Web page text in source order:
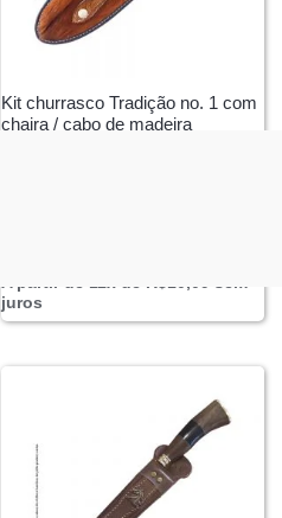
Kit churrasco Tradição no. 1 com
chaira / cabo de madeira
A partir de 11x de R$10,09 sem
juros